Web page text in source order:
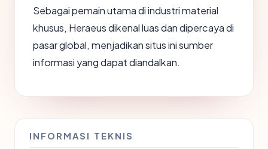
Sebagai pemain utama di industri material
khusus, Heraeus dikenal luas dan dipercaya di
pasar global, menjadikan situs ini sumber
informasi yang dapat diandalkan.
INFORMASI TEKNIS